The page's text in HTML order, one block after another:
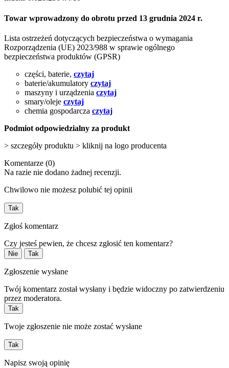
Towar wprowadzony do obrotu przed 13 grudnia 2024 r.
Lista ostrzeżeń dotyczących bezpieczeństwa o wymagania
Rozporządzenia (UE) 2023/988 w sprawie ogólnego
bezpieczeństwa produktów (GPSR)
części, baterie, czytaj
baterie/akumulatory czytaj
maszyny i urządzenia czytaj
smary/oleje czytaj
chemia gospodarcza czytaj
Podmiot odpowiedzialny za produkt
> szczegóły produktu > kliknij na logo producenta
Komentarze (0)
Na razie nie dodano żadnej recenzji.
Chwilowo nie możesz polubić tej opinii
Tak
Zgłoś komentarz
Czy jesteś pewien, że chcesz zgłosić ten komentarz?
Nie Tak
Zgłoszenie wysłane
Twój komentarz został wysłany i będzie widoczny po zatwierdzeniu
przez moderatora.
Tak
Twoje zgłoszenie nie może zostać wysłane
Tak
Napisz swoją opinię